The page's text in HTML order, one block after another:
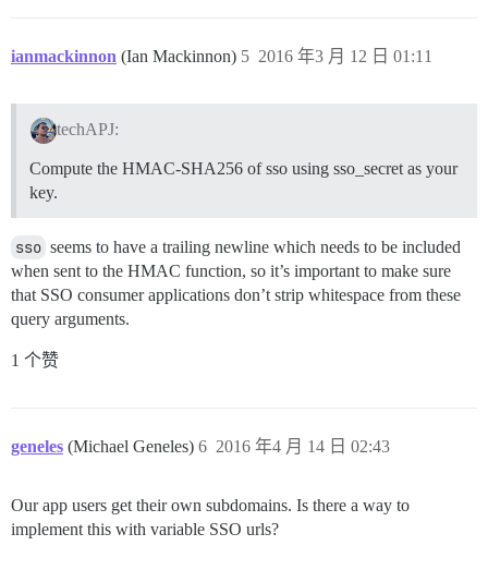
ianmackinnon (Ian Mackinnon) 2016 年3 月 12 日 01:11
5
techAPJ:
Compute the HMAC-SHA256 of sso using sso_secret as your
key.
sso seems to have a trailing newline which needs to be included
when sent to the HMAC function, so it’s important to make sure
that SSO consumer applications don’t strip whitespace from these
query arguments.
1 个赞
geneles (Michael Geneles) 2016 年4 月 14 日 02:43
6
Our app users get their own subdomains. Is there a way to
implement this with variable SSO urls?